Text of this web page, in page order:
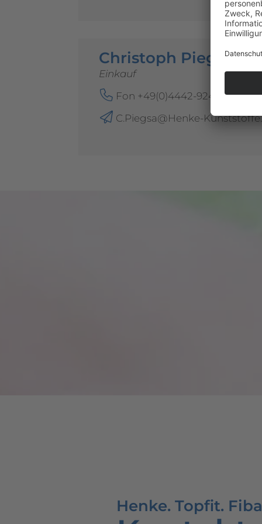
Christoph Piegsa
Einkauf
Fon +49(0)4442-9240-52
C.Piegsa@Henke-
Henke. Topfit.